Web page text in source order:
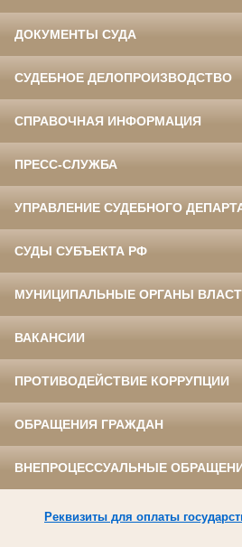
ДОКУМЕНТЫ СУДА
СУДЕБНОЕ ДЕЛОПРОИЗВОДСТВО
СПРАВОЧНАЯ ИНФОРМАЦИЯ
ПРЕСС-СЛУЖБА
УПРАВЛЕНИЕ СУДЕБНОГО
СУДЫ СУБЪЕКТА РФ
МУНИЦИПАЛЬНЫЕ ОРГАНЫ
ВАКАНСИИ
ПРОТИВОДЕЙСТВИЕ КОРРУПЦИИ
ОБРАЩЕНИЯ ГРАЖДАН
ВНЕПРОЦЕССУАЛЬНЫЕ
Реквизиты для оплаты